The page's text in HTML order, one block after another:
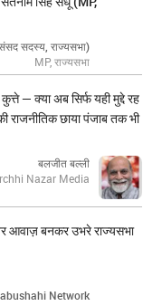
सदस्य, राज्यसभा)
MP, राज्यसभा
— क्या अब सिर्फ यही मुद्दे रह
राजनीतिक छाया पंजाब तक भी
बलजीत बल्ली
Nazar Media
आवाज़ बनकर उभरे राज्यसभा
Network